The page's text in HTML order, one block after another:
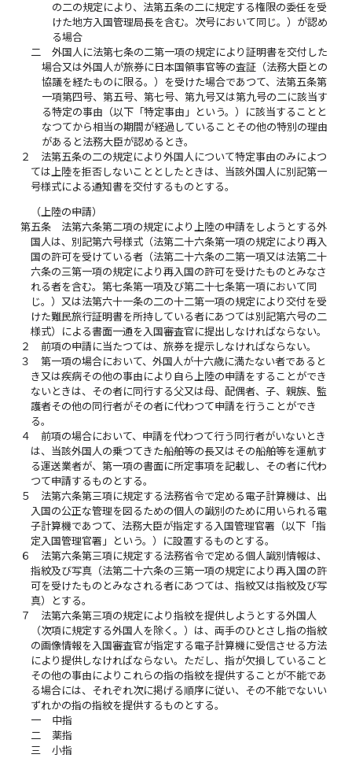
の二の規定により、法第五条の二に規定する権限の委任を受
けた地方入国管理局長を含む。次号において同じ。）が認め
る場合
二
外国人に法第七条の二第一項の規定により証明書を交付した
場合又は外国人が旅券に日本国領事官等の査証（法務大臣との
協議を経たものに限る。）を受けた場合であつて、法第五条第
一項第四号、第五号、第七号、第九号又は第九号の二に該当す
る特定の事由（以下「特定事由」という。）に該当することと
なつてから相当の期間が経過していることその他の特別の理由
があると法務大臣が認めるとき。
２
法第五条の二の規定により外国人について特定事由のみによつ
ては上陸を拒否しないこととしたときは、当該外国人に別記第一
号様式による通知書を交付するものとする。
（上陸の申請）
第五条
法第六条第二項の規定により上陸の申請をしようとする外
国人は、別記第六号様式（法第二十六条第一項の規定により再入
国の許可を受けている者（法第二十六条の二第一項又は法第二十
六条の三第一項の規定により再入国の許可を受けたものとみなさ
れる者を含む。第七条第一項及び第二十七条第一項において同
じ。）又は法第六十一条の二の十二第一項の規定により交付を受
けた難民旅行証明書を所持している者にあつては別記第六号の二
様式）による書面一通を入国審査官に提出しなければならない。
２
前項の申請に当たつては、旅券を提示しなければならない。
３
第一項の場合において、外国人が十六歳に満たない者であると
き又は疾病その他の事由により自ら上陸の申請をすることができ
ないときは、その者に同行する父又は母、配偶者、子、親族、監
護者その他の同行者がその者に代わつて申請を行うことができ
る。
４
前項の場合において、申請を代わつて行う同行者がいないとき
は、当該外国人の乗つてきた船舶等の長又はその船舶等を運航す
る運送業者が、第一項の書面に所定事項を記載し、その者に代わ
つて申請するものとする。
５
法第六条第三項に規定する法務省令で定める電子計算機は、出
入国の公正な管理を図るための個人の識別のために用いられる電
子計算機であつて、法務大臣が指定する入国管理官署（以下「指
定入国管理官署」という。）に設置するものとする。
６
法第六条第三項に規定する法務省令で定める個人識別情報は、
指紋及び写真（法第二十六条の三第一項の規定により再入国の許
可を受けたものとみなされる者にあつては、指紋又は指紋及び写
真）とする。
７
法第六条第三項の規定により指紋を提供しようとする外国人
（次項に規定する外国人を除く。）は、両手のひとさし指の指紋
の画像情報を入国審査官が指定する電子計算機に受信させる方法
により提供しなければならない。ただし、指が欠損していること
その他の事由によりこれらの指の指紋を提供することが不能であ
る場合には、それぞれ次に掲げる順序に従い、その不能でないい
ずれかの指の指紋を提供するものとする。
一
中指
二
薬指
三
小指